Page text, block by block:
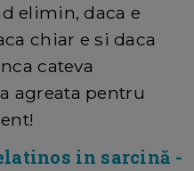
elimin, daca e
chiar e si daca
cateva
agreata pentru
in sarcină -